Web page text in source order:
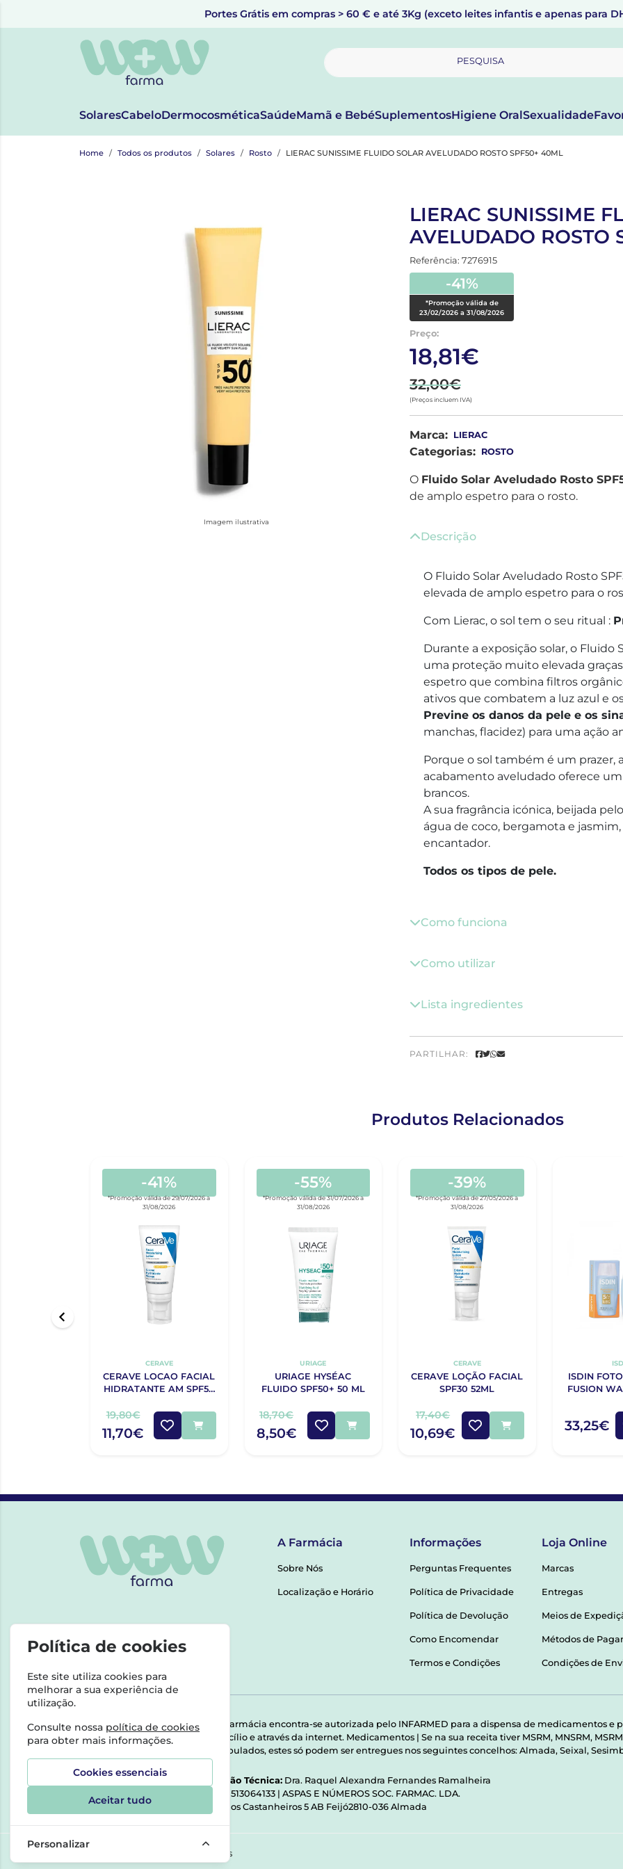
Portes Grátis em compras > 60 € e até 3Kg (exceto leites infantis e apenas para
PESQUISA
SolaresCabeloDermocosméticaSaúdeMamã e BebéSuplementosHigiene OralSexualidade
Home Todos os produtos Solares Rosto LIERAC SUNISSIME FLUIDO SOLAR AVELUDADO ROSTO SPF50+ 40ML
Imagem ilustrativa
LIERAC SUNISSIME
AVELUDADO ROSTO
Referência: 7276915
-41%
*Promoção válida de
23/02/2026 a 31/08/2026
Preço:
18,81€
32,00€
(Preços incluem IVA)
Marca: LIERAC
Categorias: ROSTO
O Fluido Solar Aveludado Rosto
de amplo espetro para o rosto.
Descrição
O Fluido Solar Aveludado Rosto
elevada de amplo espetro para o
Com Lierac, o sol tem o seu ritual :
Durante a exposição solar, o Fluido
uma proteção muito elevada
espetro que combina filtros
ativos que combatem a luz azul e
Previne os danos da pele e os
manchas, flacidez) para uma ação
Porque o sol também é um prazer,
acabamento aveludado oferece
brancos.
A sua fragrância icónica, beijada
água de coco, bergamota e
encantador.
Todos os tipos de pele.
Como funciona
Como utilizar
Lista ingredientes
PARTILHAR:
Produtos Relacionados
-41%
*Promoção válida de 29/07/2026 a
31/08/2026
CERAVE
CERAVE LOCAO FACIAL
HIDRATANTE AM SPF50
19,80€
11,70€
-55%
*Promoção válida de 31/07/2026 a
31/08/2026
URIAGE
URIAGE HYSÉAC
FLUIDO SPF50+ 50 ML
18,70€
8,50€
-39%
*Promoção válida de 27/05/2026 a
31/08/2026
CERAVE
CERAVE LOÇÃO FACIAL
SPF30 52ML
17,40€
10,69€
ISDIN
FUSION
33,25€
A Farmácia
Sobre Nós
Localização e Horário
Informações
Perguntas Frequentes
Política de Privacidade
Política de Devolução
Como Encomendar
Termos e Condições
Loja Online
Marcas
Entregas
Meios de
Métodos de
Condições de
Esta farmácia encontra-se autorizada pelo INFARMED para a dispensa de medicamentos e
domicílio e através da internet. Medicamentos | Se na sua receita tiver MSRM, MNSRM,
Manipulados, estes só podem ser entregues nos seguintes concelhos: Almada, Seixal,
Direção Técnica: Dra. Raquel Alexandra Fernandes Ramalheira
513064133 | ASPAS E NÚMEROS SOC. FARMAC. LDA.
Rua dos Castanheiros 5 AB Feijó2810-036 Almada
©2026 Todos os direitos reservados
Política de cookies
Este site utiliza cookies para
melhorar a sua experiência de
utilização.
Consulte nossa política de cookies
para obter mais informações.
Cookies essenciais
Aceitar tudo
Personalizar